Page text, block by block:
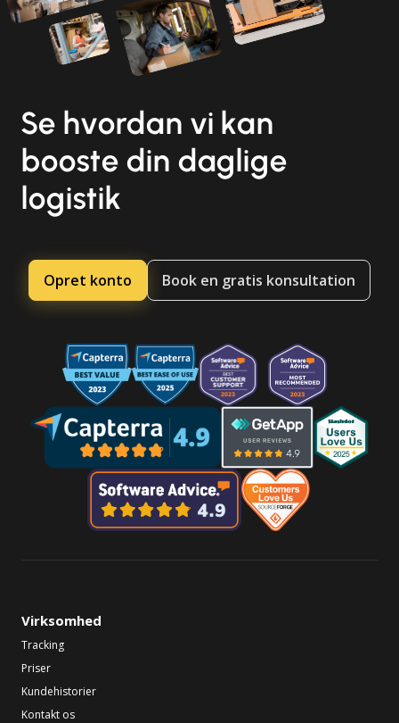
Se hvordan vi kan
booste din daglige
logistik
Opret konto Book en gratis konsultation
Virksomhed
Tracking
Priser
Kundehistorier
Kontakt os